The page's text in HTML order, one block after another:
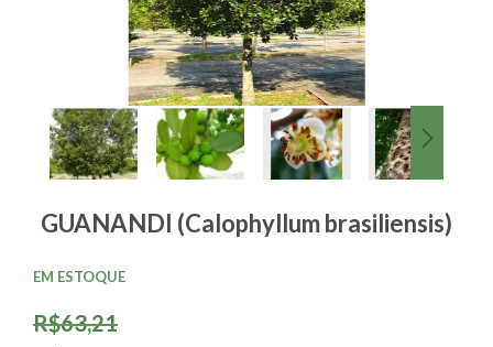
GUANANDI (Calophyllum brasiliensis)
R$63,21
EM ESTOQUE